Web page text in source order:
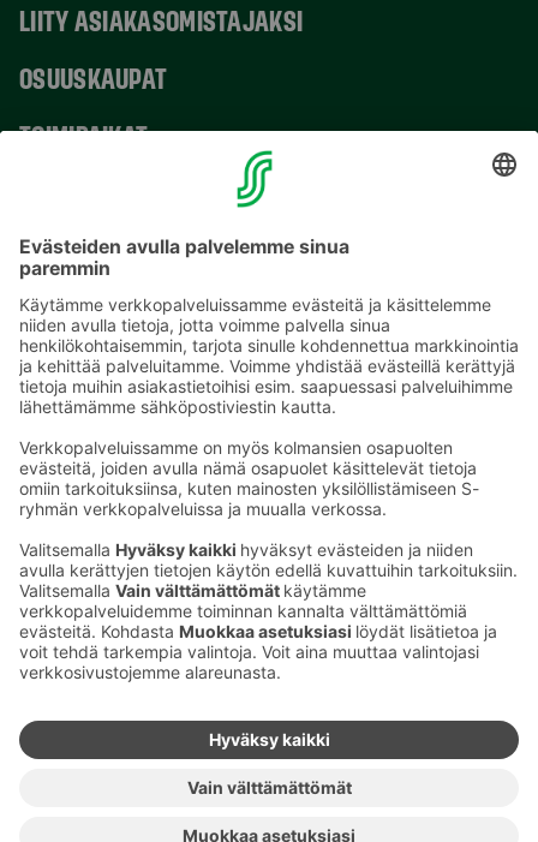
LIITY ASIAKASOMISTAJAKSI
OSUUSKAUPAT
TOIMIPAIKAT
Sähköpostiosoitteet S-ryhmässä ovat muotoa
etunimi.sukunimi@sok.fi
Seuraa meitä:
Muuta evästeasetuksia